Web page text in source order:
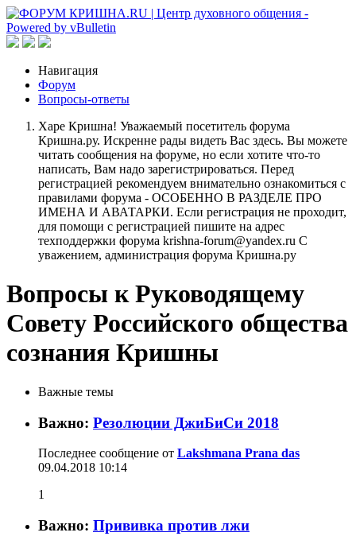
Навигация
Форум
Вопросы-ответы
Харе Кришна! Уважаемый посетитель форума
Кришна.ру. Искренне рады видеть Вас здесь. Вы можете
читать сообщения на форуме, но если хотите что-то
написать, Вам надо зарегистрироваться. Перед
регистрацией рекомендуем внимательно ознакомиться с
правилами форума - ОСОБЕННО В РАЗДЕЛЕ ПРО
ИМЕНА И АВАТАРКИ. Если регистрация не проходит,
для помощи с регистрацией пишите на адрес
техподдержки форума krishna-forum@yandex.ru С
уважением, администрация форума Кришна.ру
Вопросы к Руководящему
Совету Российского общества
сознания Кришны
Важные темы
Важно: Резолюции ДжиБиСи 2018
Последнее сообщение от Lakshmana Prana das
09.04.2018 10:14
1
Важно: Прививка против лжи